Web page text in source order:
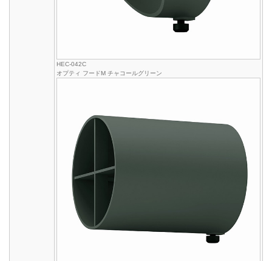
HEC-042C
オプティ フードM チャコールグリーン